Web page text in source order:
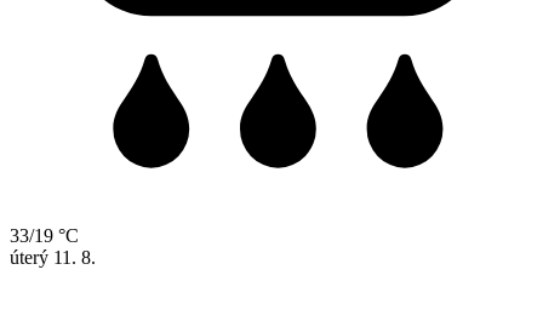
33/19 °C
úterý 11. 8.